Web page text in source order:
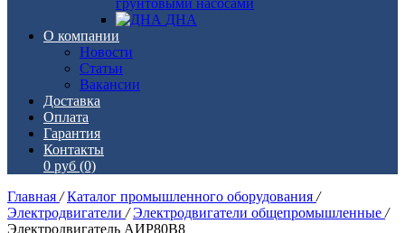
грунтовыми насосами
ДНА
О компании
Новости
Статьи
Вакансии
Доставка
Оплата
Гарантия
Контакты
0 руб (0)
Главная / Каталог промышленного оборудования /
Электродвигатели / Электродвигатели общепромышленные /
Электродвигатель АИР80В8